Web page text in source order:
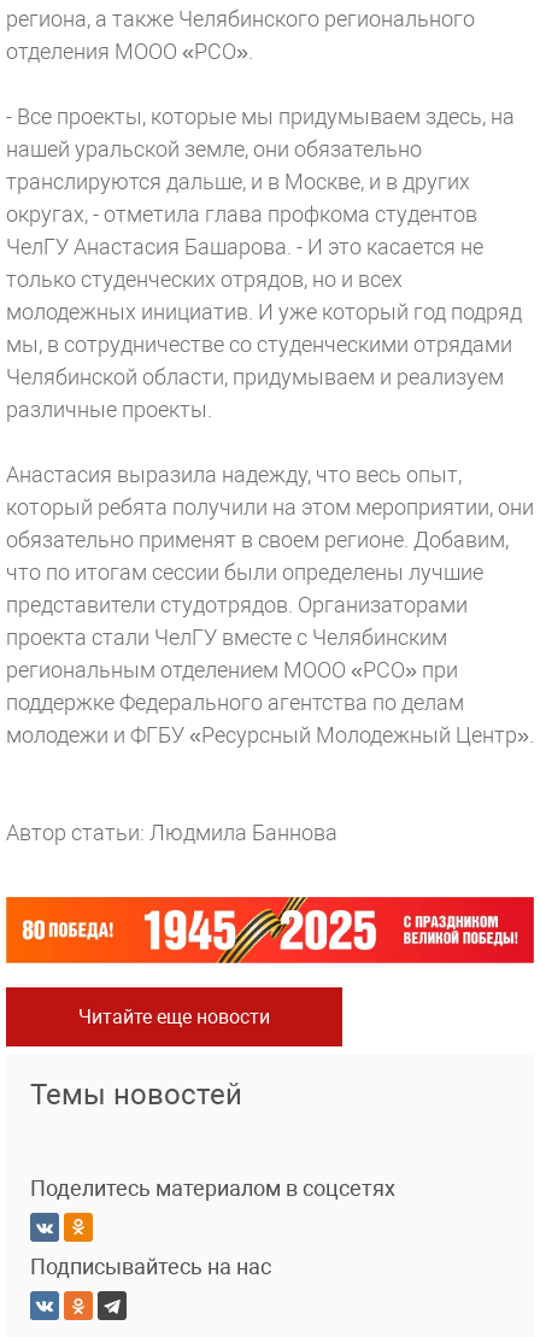
региона, а также Челябинского регионального
отделения МООО «РСО».
- Все проекты, которые мы придумываем здесь, на
нашей уральской земле, они обязательно
транслируются дальше, и в Москве, и в других
округах, - отметила глава профкома студентов
ЧелГУ Анастасия Башарова. - И это касается не
только студенческих отрядов, но и всех
молодежных инициатив. И уже который год подряд
мы, в сотрудничестве со студенческими отрядами
Челябинской области, придумываем и реализуем
различные проекты.
Анастасия выразила надежду, что весь опыт,
который ребята получили на этом мероприятии, они
обязательно применят в своем регионе. Добавим,
что по итогам сессии были определены лучшие
представители студотрядов. Организаторами
проекта стали ЧелГУ вместе с Челябинским
региональным отделением МООО «РСО» при
поддержке Федерального агентства по делам
молодежи и ФГБУ «Ресурсный Молодежный Центр».
Автор статьи: Людмила Баннова
Читайте еще новости
Темы новостей
Поделитесь материалом в соцсетях
Подписывайтесь на нас